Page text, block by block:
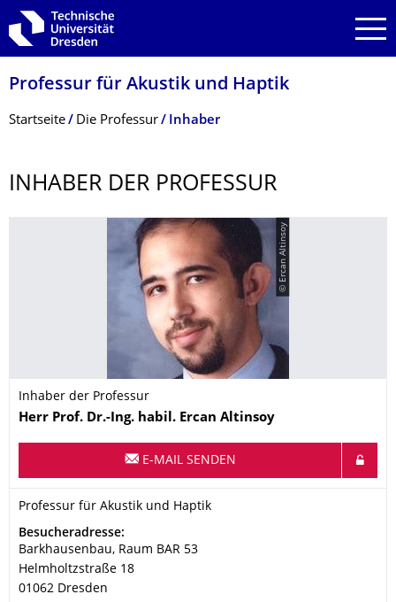
Zur Hauptnavigation springen
Zur Suche springen
Zum Inhalt springen
Professur für Akustik und Haptik
Breadcrumb-Menü
Startseite Die Professur Inhaber
INHABER DER PROFESSUR
© Ercan Altinsoy
Inhaber der Professur
Name
Herr Prof. Dr.-Ing. habil. Ercan Altinsoy
E-MAIL SENDEN
Organisationsname
Professur für Akustik und Haptik
Professur für Akustik und Haptik
Adresse
Besucheradresse:
Barkhausenbau, Raum BAR 53
Helmholtzstraße 18
01062 Dresden